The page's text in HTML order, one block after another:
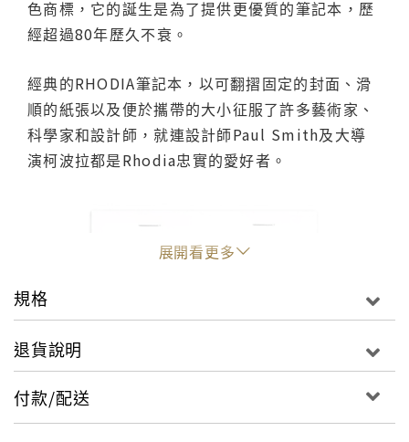
色商標，它的誕生是為了提供更優質的筆記本，歷
經超過80年歷久不衰。
經典的RHODIA筆記本，以可翻摺固定的封面、滑
順的紙張以及便於攜帶的大小征服了許多藝術家、
科學家和設計師，就連設計師Paul Smith及大導
演柯波拉都是Rhodia忠實的愛好者。
展開看更多
規格
退貨說明
付款/配送